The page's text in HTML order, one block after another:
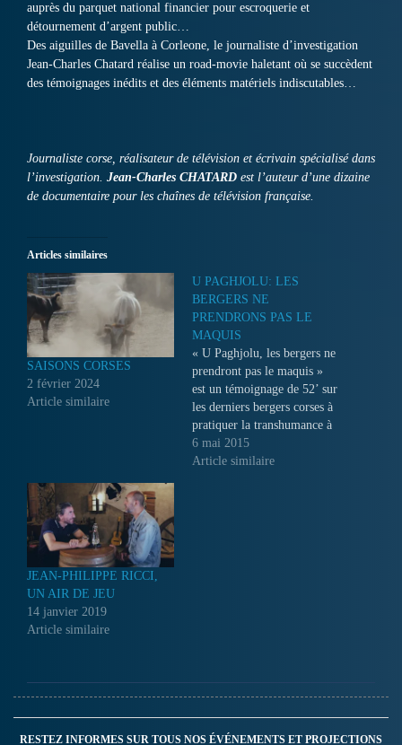
auprès du parquet national financier pour escroquerie et
détournement d’argent public…
Des aiguilles de Bavella à Corleone, le journaliste d’investigation
Jean-Charles Chatard réalise un road-movie haletant où se succèdent
des témoignages inédits et des éléments matériels indiscutables…
Journaliste corse, réalisateur de télévision et écrivain spécialisé dans
l’investigation. Jean-Charles CHATARD est l’auteur d’une dizaine
de documentaire pour les chaînes de télévision française.
Articles similaires
SAISONS CORSES
2 février 2024
Article similaire
U PAGHJOLU: LES
BERGERS NE
PRENDRONS PAS LE
MAQUIS
« U Paghjolu, les bergers ne
prendront pas le maquis »
est un témoignage de 52’ sur
les derniers bergers corses à
pratiquer la transhumance à
pied, au son de sonnailles. A
travers une merveilleuse
6 mai 2015
Article similaire
JEAN-PHILIPPE RICCI,
UN AIR DE JEU
14 janvier 2019
Article similaire
RESTEZ INFORMES SUR TOUS NOS ÉVÉNEMENTS ET PROJECTIONS